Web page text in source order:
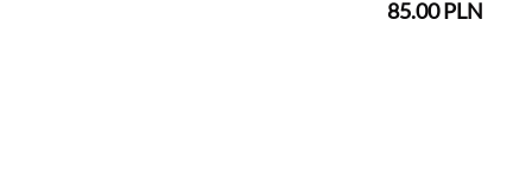
85.00 PLN